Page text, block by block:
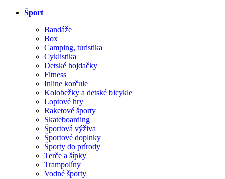
Šport
Bandáže
Box
Camping, turistika
Cyklistika
Detské hojdačky
Fitness
Inline korčule
Kolobežky a detské bicykle
Loptové hry
Raketové športy
Skateboarding
Športová výživa
Športové doplnky
Športy do prírody
Terče a šípky
Trampolíny
Vodné športy